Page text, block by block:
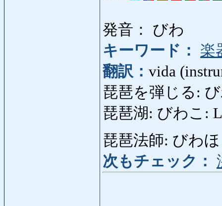
発音： びわ
キーワード：
楽
翻訳： vida
琵琶を弾じる:
琵琶湖: びわこ:
琵琶法師: びわ
次もチェック：